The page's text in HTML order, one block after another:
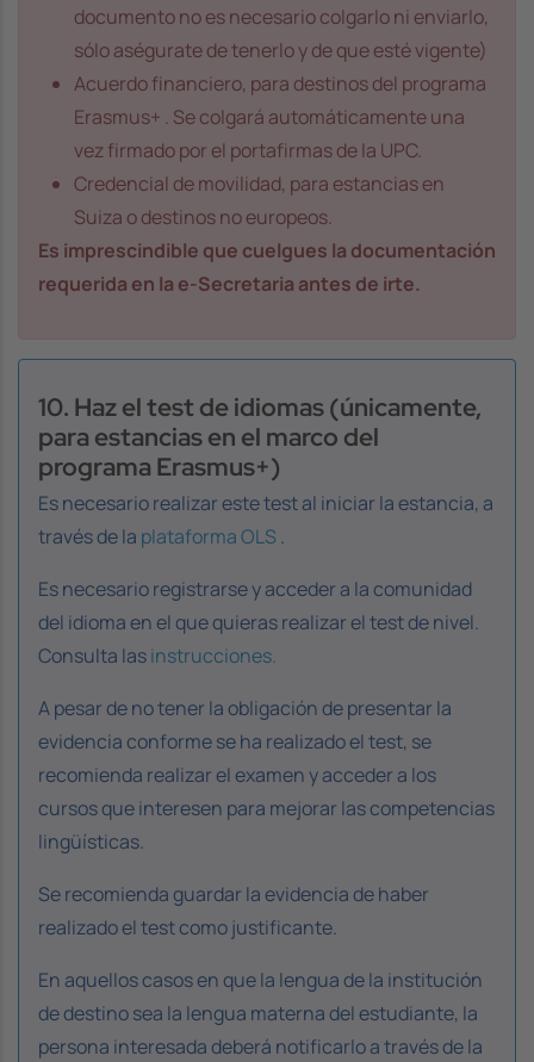
documento no es necesario colgarlo ni enviarlo,
sólo aségurate de tenerlo y de que esté vigente)
Acuerdo financiero, para destinos del programa
Erasmus+ . Se colgará automáticamente una
vez firmado por el portafirmas de la UPC.
Credencial de movilidad, para estancias en
Suiza o destinos no europeos.
Es imprescindible que cuelgues la documentación
requerida en la e-Secretaria antes de irte.
10. Haz el test de idiomas (únicamente,
para estancias en el marco del
programa Erasmus+)
Es necesario realizar este test al iniciar la estancia, a
través de la plataforma OLS .
Es necesario registrarse y acceder a la comunidad
del idioma en el que quieras realizar el test de nivel.
Consulta lasinstrucciones.
A pesar de no tener la obligación de presentar la
evidencia conforme se ha realizado el test, se
recomienda realizar el examen y acceder a los
cursos que interesen para mejorar las competencias
lingüísticas.
Se recomienda guardar la evidencia de haber
realizado el test como justificante.
En aquellos casos en que la lengua de la institución
de destino sea la lengua materna del estudiante, la
persona interesada deberá notificarlo a través de la